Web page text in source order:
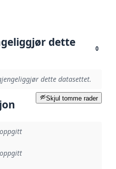
dette
0
dette datasettet.
Skjul tomme rader